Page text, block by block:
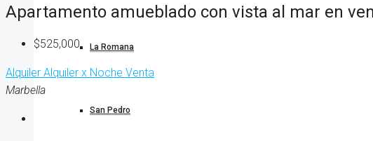
La Romana
San Pedro
Apartamento amueblado con vista al mar en
$525,000
Alquiler Alquiler x Noche Venta
Marbella